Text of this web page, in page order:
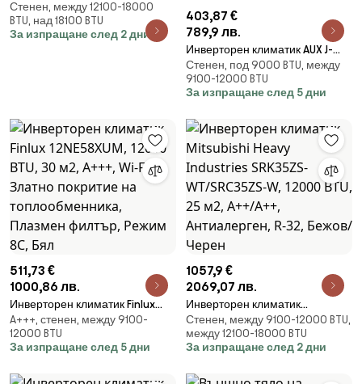
Emura 3 FTXJ50AB + RXJ50A,
18000 BTU, 36 м2, А++, Wi-Fi, R-
32, Черен
Стенен, между 12100-18000
BTU, над 18100 BTU
За изпращане след 2 дни
403,87 €
789,9 лв.
Инверторен климатик AUX J-
Smart ASW-H09B5C4/JOR3DI-
C3, A++, До 19 м2, WiFi,
Самопочистване, Режим
Бял
Стенен, под 9000 BTU, между
9100-12000 BTU
За изпращане след 5 дни
511,73 €
1000,86 лв.
Инверторен климатик Finlux
12NE58XUM, 12000 BTU, 30 м2,
А+++, Wi-Fi, Златно покритие на
топлообменника, Плазмен
A+++, стенен, между 9100-
12000 BTU
За изпращане след 5 дни
1057,9 €
2069,07 лв.
Инверторен климатик
Mitsubishi Heavy Industries
SRK35ZS-WT/SRC35ZS-W,
12000 BTU, 25 м2, A++/A++,
Стенен, между 9100-12000 BTU,
между 12100-18000 BTU
За изпращане след 2 дни